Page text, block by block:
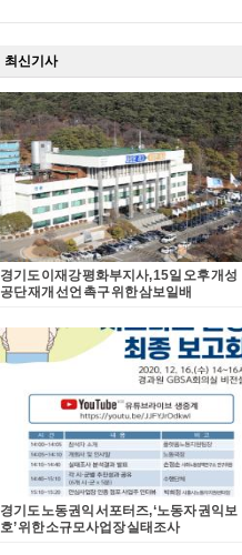
최신기사
경기도 이재강 평화부지사, 15일 오후 개성
공단 재개 선언 촉구 위한 삼보일배
경기도 노동권익 서포터즈, ‘노동자 권익보
호’ 위한 소규모사업장 실태조사